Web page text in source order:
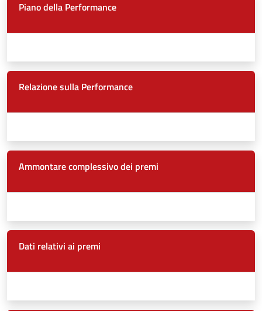
Piano della Performance
Relazione sulla Performance
Ammontare complessivo dei premi
Dati relativi ai premi